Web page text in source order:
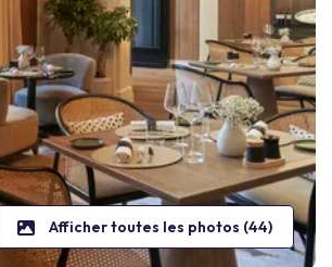
Afficher toutes les photos (44)